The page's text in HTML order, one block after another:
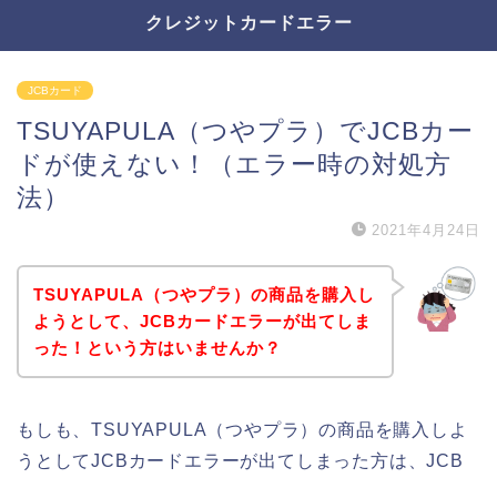
クレジットカードエラー
JCBカード
TSUYAPULA（つやプラ）でJCBカー
ドが使えない！（エラー時の対処方
法）
2021年4月24日
TSUYAPULA（つやプラ）の商品を購入し
ようとして、JCBカードエラーが出てしま
った！という方はいませんか？
もしも、TSUYAPULA（つやプラ）の商品を購入しよ
うとしてJCBカードエラーが出てしまった方は、JCB